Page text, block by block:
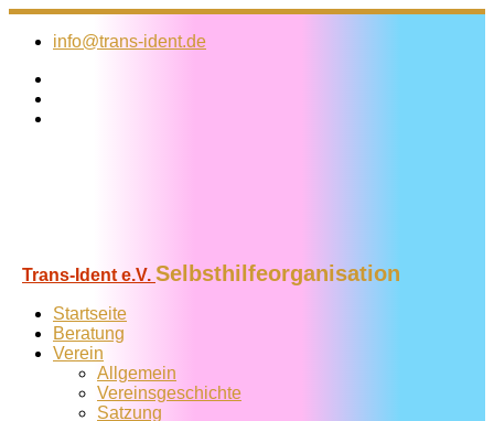
Zum
Inhalt
info@trans-ident.de
Trans-Ident e.V. Selbsthilfeorganisation
Startseite
Beratung
Verein
Allgemein
Vereins­geschichte
Satzung